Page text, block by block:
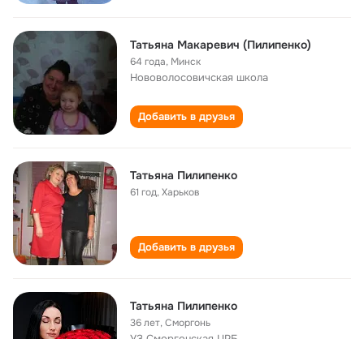
Татьяна Макаревич (Пилипенко)
64 года, Минск
Нововолосовичская школа
Добавить в друзья
Татьяна Пилипенко
61 год,Харьков
Добавить в друзья
Татьяна Пилипенко
36 лет,Сморгонь